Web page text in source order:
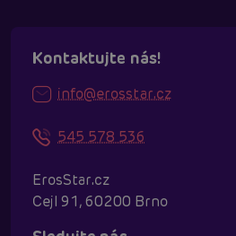
Kontaktujte nás!
info@erosstar.cz
545 578 536
ErosStar.cz
Cejl 91, 60200 Brno